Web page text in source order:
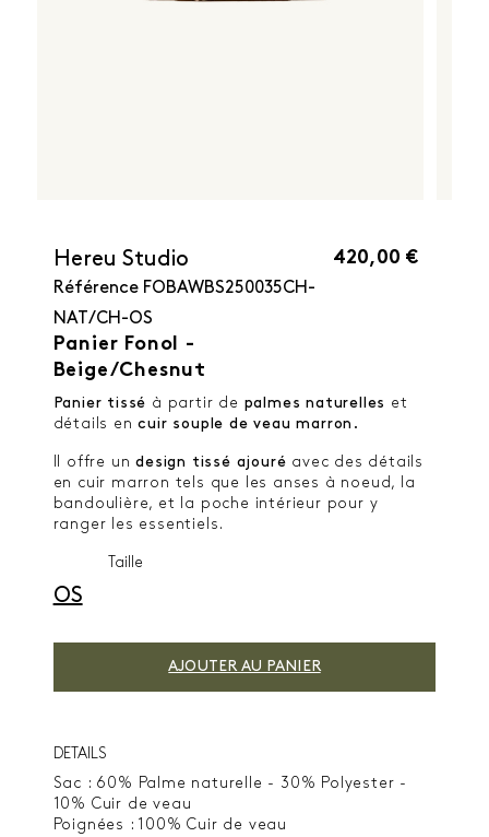
Hereu Studio
Référence FOBAWBS250035CH-
NAT/CH-OS
Panier Fonol -
Beige/Chesnut
420,00 €
Panier tissé à partir de palmes naturelles et
détails encuir souple de veau marron.
Il offre undesign tissé ajouré avec des détails
en cuir marron tels que les anses à noeud, la
bandoulière, et la poche intérieur pour y
ranger les essentiels.
Taille
OS
AJOUTER AU PANIER
DETAILS
Sac : 60% Palme naturelle - 30% Polyester -
10% Cuir de veau
Poignées : 100% Cuir de veau